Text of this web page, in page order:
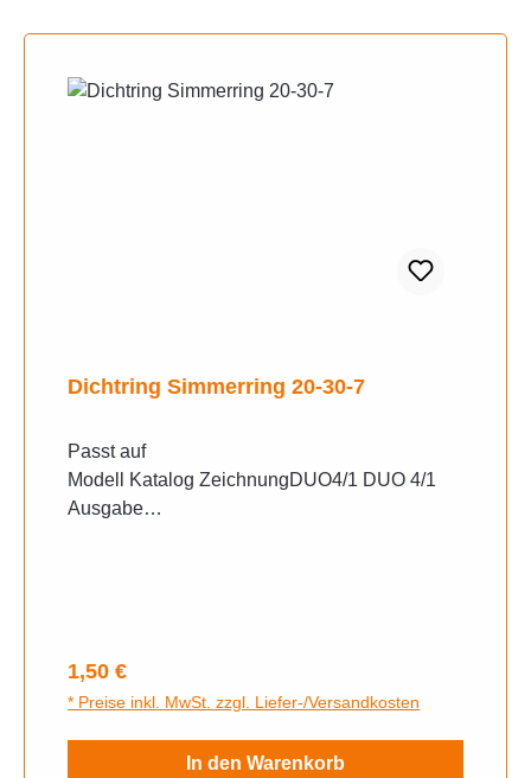
Dichtring Simmerring 20-30-7
Passt auf
Modell Katalog ZeichnungDUO4/1 DUO 4/1
Ausgabe
1985 Kurbelwelle,
KolbenETZ125 ETZ125/150 Ausgabe
1985 Kurbelwelle,
KolbenETZ125 ETZ125/150 Ausgabe
Regulärer Preis:
1,50 €
* Preise inkl. MwSt. zzgl. Liefer-/Versandkosten
In den Warenkorb